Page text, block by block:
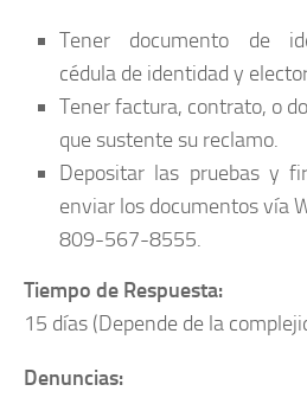
Tener documento de
cédula de identidad y
Tener factura, contrato, o
que sustente su reclamo.
Depositar las pruebas y
enviar los documentos vía
809-567-8555.
Tiempo de Respuesta:
15 días (Depende de la
Denuncias: